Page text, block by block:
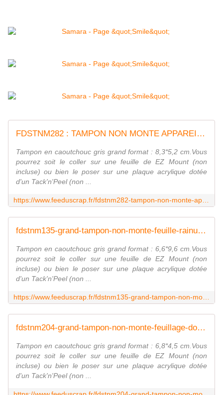
FDSTNM282 : TAMPON NON MONTE APPAREIL PHOTO Fée du scrap
Tampon en caoutchouc gris grand format : 8,3*5,2 cm.Vous
pourrez soit le coller sur une feuille de EZ Mount (non
incluse) ou bien le poser sur une plaque acrylique dotée
d'un Tack'n'Peel (non ...
fdstnm135-grand-tampon-non-monte-feuille-rainuree Fée du scrap
Tampon en caoutchouc gris grand format : 6,6*9,6 cm.Vous
pourrez soit le coller sur une feuille de EZ Mount (non
incluse) ou bien le poser sur une plaque acrylique dotée
d'un Tack'n'Peel (non ...
fdstnm204-grand-tampon-non-monte-feuillage-dodu Fée du scrap
Tampon en caoutchouc gris grand format : 6,8*4,5 cm.Vous
pourrez soit le coller sur une feuille de EZ Mount (non
incluse) ou bien le poser sur une plaque acrylique dotée
d'un Tack'n'Peel (non ...